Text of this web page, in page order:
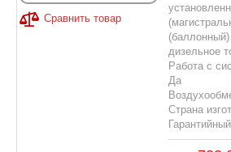
Сравнить товар
(баллонный)
дизельное
Работа с
Да
Страна